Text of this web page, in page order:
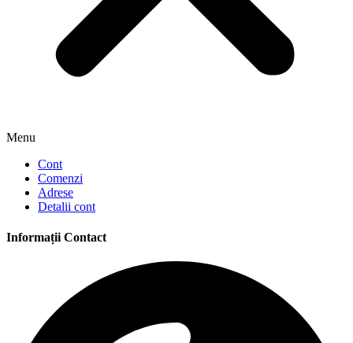
Menu
Cont
Comenzi
Adrese
Detalii cont
Informații Contact